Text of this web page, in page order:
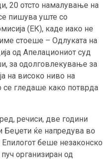
20 отсто намалување на
пишува уште со
(ЕК), каде иако не
стоеше – Одлуката на
од Апелациониот суд
за одолговлекување за
на високо ниво на
гледаше како потврда
речиси, две години
Беџети ќе напредува во
беше незаконско
организиран од